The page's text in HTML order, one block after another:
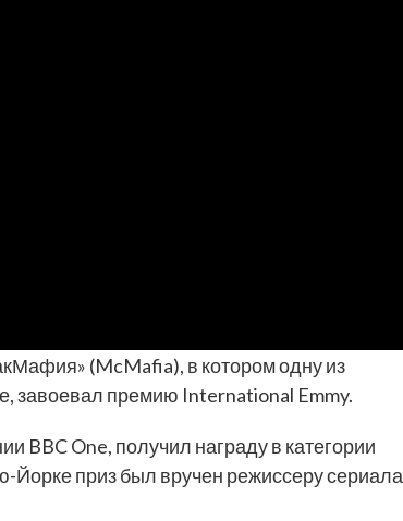
(McMafia), в котором одну из
завоевал премию International Emmy.
BBC One, получил награду в категории
приз был вручен режиссеру сериала